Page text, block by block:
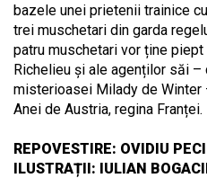
bazele unei prietenii trainice
trei muschetari din garda
patru muschetari vor ține
Richelieu și ale agenților săi
misterioasei Milady de Winter
Anei de Austria, regina Franței.
REPOVESTIRE: OVIDIU
ILUSTRAȚII: IULIAN